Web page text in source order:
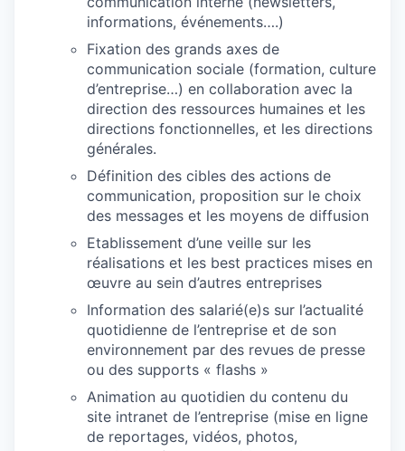
informations, événements….)
Fixation des grands axes de
communication sociale (formation, culture
d’entreprise…) en collaboration avec la
direction des ressources humaines et les
directions fonctionnelles, et les directions
générales.
Définition des cibles des actions de
communication, proposition sur le choix
des messages et les moyens de diffusion
Etablissement d’une veille sur les
réalisations et les best practices mises en
œuvre au sein d’autres entreprises
Information des salarié(e)s sur l’actualité
quotidienne de l’entreprise et de son
environnement par des revues de presse
ou des supports « flashs »
Animation au quotidien du contenu du
site intranet de l’entreprise (mise en ligne
de reportages, vidéos, photos,